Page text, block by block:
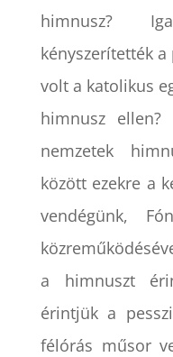
himnusz?
kényszerítették a
volt a katolikus
himnusz
nemzetek
között ezekre a
vendégünk,
a himnuszt
érintjük a
félórás műsor